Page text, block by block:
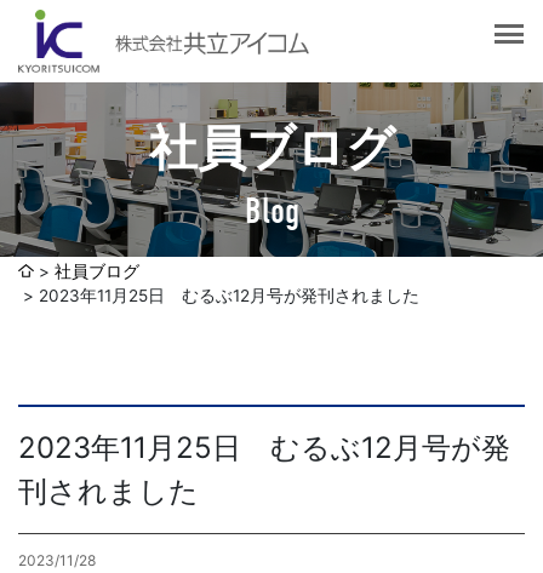
社員ブログ
Blog
会社概要
社長挨拶
企業理念
沿革
認証取得
選ばれる理由
サービス紹介
Web制作・ホームページ制作
発送代行・全国流通（ロジスティクス）
デジタルコンテンツ制作・撮影・その他
社員ブログ
社員ブログ
2023年11月25日 むるぶ12月号が発刊されました
2023年11月25日 むるぶ12月号が発
刊されました
2023/11/28